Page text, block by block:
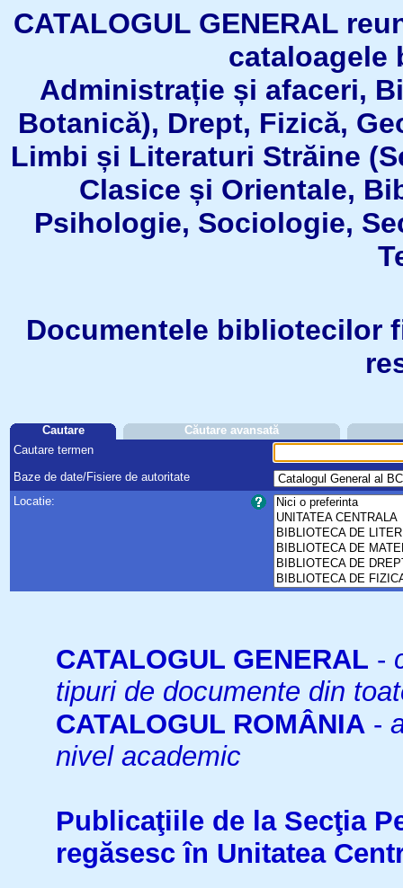
CATALOGUL GENERAL
Administrație și afaceri,
Botanică), Drept, Fizică,
Limbi și Literaturi Străine
Clasice și Orientale,
Psihologie, Sociologie,
Documentele bibliotecilor
Cautare
Căutare avansată
Cautare termen
Baze de date/Fisiere de autoritate
Locatie:
CATALOGUL GENERAL -
tipuri de documente din
CATALOGUL ROMÂNIA -
nivel academic
Publicaţiile de la Secţia
regăsesc în Unitatea